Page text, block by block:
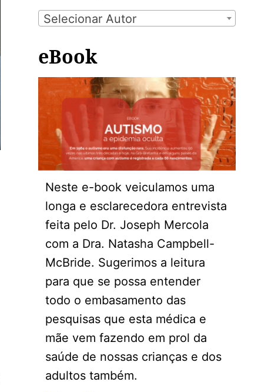
Selecionar Autor
eBook
Neste e-book veiculamos uma
longa e esclarecedora entrevista
feita pelo Dr. Joseph Mercola
com a Dra. Natasha Campbell-
McBride. Sugerimos a leitura
para que se possa entender
todo o embasamento das
pesquisas que esta médica e
mãe vem fazendo em prol da
saúde de nossas crianças e dos
adultos também.